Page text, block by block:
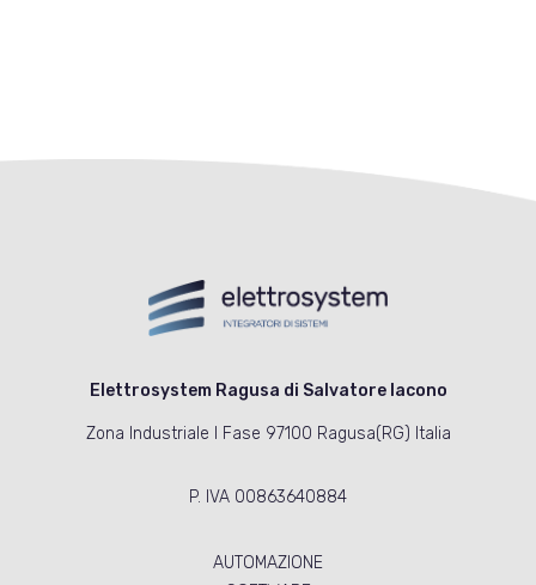
Elettrosystem Ragusa di Salvatore Iacono
Zona Industriale I Fase 97100 Ragusa(RG) Italia
P. IVA 00863640884
AUTOMAZIONE